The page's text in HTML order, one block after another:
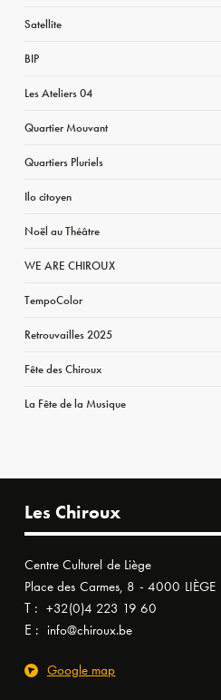
Satellite
BIP
Les Ateliers 04
Quartier Mouvant
Quartiers Pluriels
Ilo citoyen
Noël au Théâtre
WE ARE CHIROUX
TempoColor
Retrouvailles 2025
Fête des Chiroux
La Fête de la Musique
Les Chiroux
Centre Culturel de Liège
Place des Carmes, 8 - 4000 LIÈGE
T : +32(0)4 223 19 60
E : info@chiroux.be
Google map